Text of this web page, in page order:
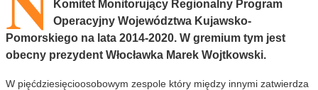
Komitet Monitorujący Regionalny Program
Operacyjny Województwa Kujawsko-
Pomorskiego na lata 2014-2020. W gremium tym jest
obecny prezydent Włocławka Marek Wojtkowski.
W pięćdziesięcioosobowym zespole który między innymi zatwierdza